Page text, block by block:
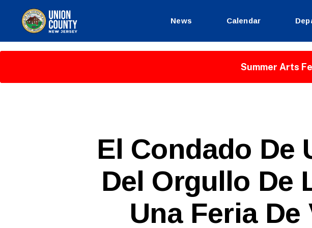
of
Jersey
News Calendar
Summer Arts
Categories
El Condado De
Del Orgullo De
Una Feria